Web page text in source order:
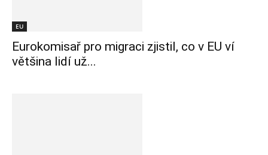
EU
Eurokomisař pro migraci zjistil, co v EU ví
většina lidí už...